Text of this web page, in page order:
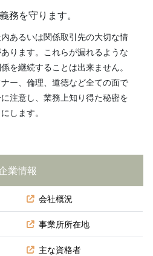
業情報
会社概況
事業所所在地
主な資格者
務を守ります。
あるいは関係取引先の大切な情
ります。これらが漏れるような
を継続することは出来ません。
ー、倫理、道徳など全ての面で
注意し、業務上知り得た秘密を
します。